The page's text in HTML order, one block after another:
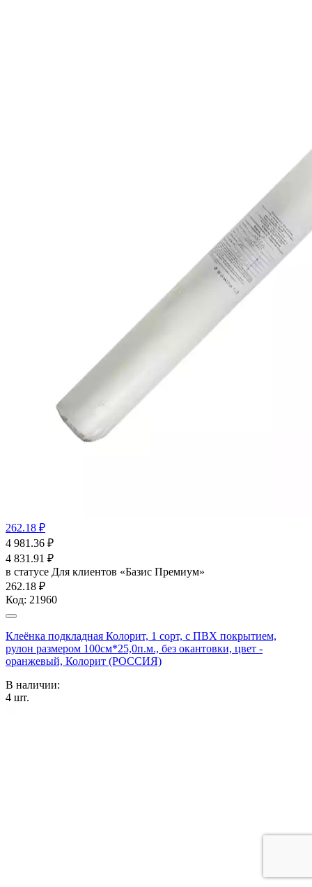
262.18 ₽
4 981.36 ₽
4 831.91 ₽
в статусе Для клиентов «Базис Премиум»
262.18 ₽
Код: 21960
Клеёнка подкладная Колорит, 1 сорт, с ПВХ покрытием,
рулон размером 100см*25,0п.м., без окантовки, цвет -
оранжевый, Колорит (РОССИЯ)
В наличии:
4 шт.